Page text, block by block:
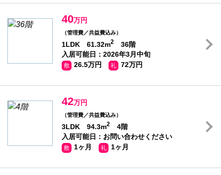
40万円
（管理費／共益費込み）
1LDK 61.32m2
36階
入居可能日：2026年3月中旬
敷 26.5万円 礼 72万円
42万円
（管理費／共益費込み）
3LDK 94.3m2
4階
入居可能日：お問い合わせください
敷 1ヶ月 礼 1ヶ月